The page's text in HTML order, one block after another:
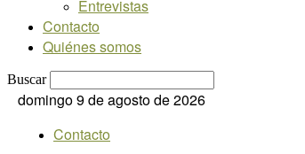
Entrevistas
Contacto
Quiénes somos
Buscar
domingo 9 de agosto de 2026
Contacto